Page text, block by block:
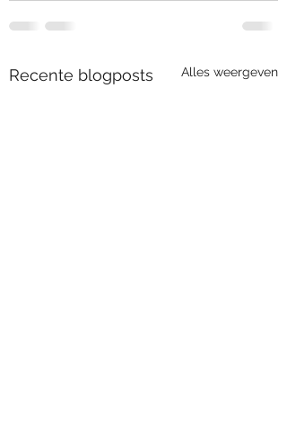
Recente blogposts Alles weergeven